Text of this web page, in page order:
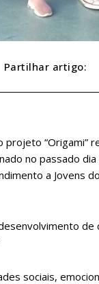
Partilhar artigo:
“Origami”
no passado dia
a Jovens
de
sociais,